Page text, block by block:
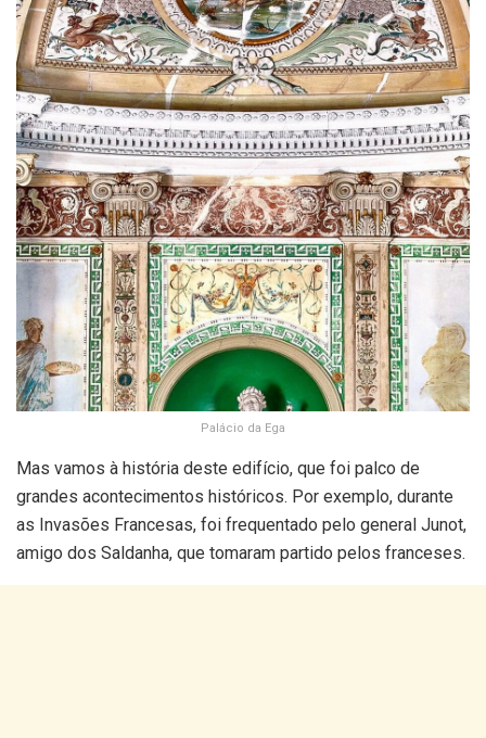
Palácio da Ega
Mas vamos à história deste edifício, que foi palco de
grandes acontecimentos históricos. Por exemplo, durante
as Invasões Francesas, foi frequentado pelo general Junot,
amigo dos Saldanha, que tomaram partido pelos franceses.